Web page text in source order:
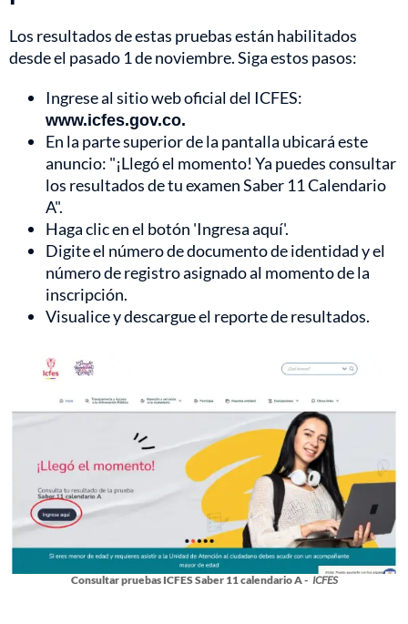
Los resultados de estas pruebas están habilitados
desde el pasado 1 de noviembre. Siga estos pasos:
Ingrese al sitio web oficial del ICFES:
www.icfes.gov.co.
En la parte superior de la pantalla ubicará este
anuncio: "¡Llegó el momento! Ya puedes consultar
los resultados de tu examen Saber 11 Calendario
A".
Haga clic en el botón 'Ingresa aquí'.
Digite el número de documento de identidad y el
número de registro asignado al momento de la
inscripción.
Visualice y descargue el reporte de resultados.
Consultar pruebas ICFES Saber 11 calendario A - ICFES